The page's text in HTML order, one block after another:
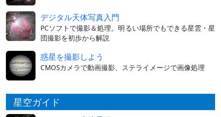
デジタル天体写真入門
PCソフトで撮影＆処理。明るい場所でもできる星雲・星
団撮影を初歩から解説
惑星を撮影しよう
CMOSカメラで動画撮影、ステライメージで画像処理
星空ガイド